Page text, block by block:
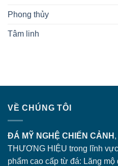
Phong thủy
Tâm linh
VỀ CHÚNG TÔI
ĐÁ MỸ NGHỆ CHIẾN CẢNH
THƯƠNG HIỆU trong lĩnh
phẩm cao cấp từ đá: Lăng mộ